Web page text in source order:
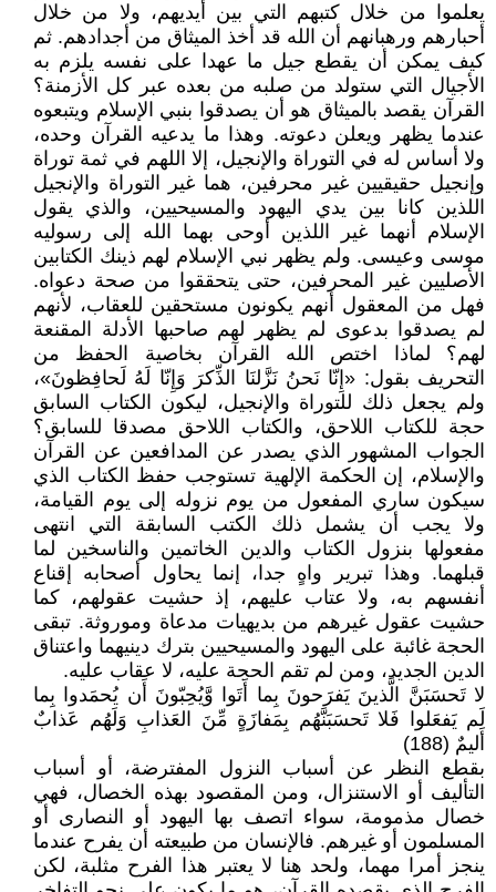
يعلموا من خلال كتبهم التي بين أيديهم، ولا من خلال
أحبارهم ورهبانهم أن الله قد أخذ الميثاق من أجدادهم. ثم
كيف يمكن أن يقطع جيل ما عهدا على نفسه يلزم به
الأجيال التي ستولد من صلبه من بعده عبر كل الأزمنة؟
القرآن يقصد بالميثاق هو أن يصدقوا بنبي الإسلام ويتبعوه
عندما يظهر ويعلن دعوته. وهذا ما يدعيه القرآن وحده،
ولا أساس له في التوراة والإنجيل، إلا اللهم في ثمة توراة
وإنجيل حقيقيين غير محرفين، هما غير التوراة والإنجيل
اللذين كانا بين يدي اليهود والمسيحيين، والذي يقول
الإسلام أنهما غير اللذين أوحى بهما الله إلى رسوليه
موسى وعيسى. ولم يظهر نبي الإسلام لهم ذينك الكتابين
الأصليين غير المحرفين، حتى يتحققوا من صحة دعواه.
فهل من المعقول أنهم يكونون مستحقين للعقاب، لأنهم
لم يصدقوا بدعوى لم يظهر لهم صاحبها الأدلة المقنعة
لهم؟ لماذا اختص الله القرآن بخاصية الحفظ من
التحريف بقول: «إِنّا نَحنُ نَزَّلنَا الذِّكرَ وَإِنّا لَهُ لَحافِظونَ»،
ولم يجعل ذلك للتوراة والإنجيل، ليكون الكتاب السابق
حجة للكتاب اللاحق، والكتاب اللاحق مصدقا للسابق؟
الجواب المشهور الذي يصدر عن المدافعين عن القرآن
والإسلام، إن الحكمة الإلهية تستوجب حفظ الكتاب الذي
سيكون ساري المفعول من يوم نزوله إلى يوم القيامة،
ولا يجب أن يشمل ذلك الكتب السابقة التي انتهى
مفعولها بنزول الكتاب والدين الخاتمين والناسخين لما
قبلهما. وهذا تبرير واهٍ جدا، إنما يحاول أصحابه إقناع
أنفسهم به، ولا عتاب عليهم، إذ حشيت عقولهم، كما
حشيت عقول غيرهم من بديهيات مدعاة وموروثة. تبقى
الحجة غائبة على اليهود والمسيحيين بترك دينيهما واعتناق
الدين الجديد، ومن لم تقم الحجة عليه، لا عقاب عليه.
لا تَحسَبَنَّ الَّذينَ يَفرَحونَ بِما أَتَوا وَّيُحِبّونَ أَن يُحمَدوا بِما
لَم يَفعَلوا فَلا تَحسَبَنَّهُم بِمَفازَةٍ مِّنَ العَذابِ وَلَهُم عَذابٌ
أَليمٌ (188)
بقطع النظر عن أسباب النزول المفترضة، أو أسباب
التأليف أو الاستنزال، ومن المقصود بهذه الخصال، فهي
خصال مذمومة، سواء اتصف بها اليهود أو النصارى أو
المسلمون أو غيرهم. فالإنسان من طبيعته أن يفرح عندما
ينجز أمرا مهما، ولحد هنا لا يعتبر هذا الفرح مثلبة، لكن